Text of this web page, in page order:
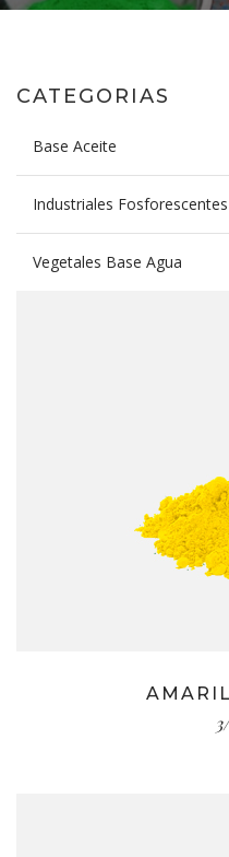
CATEGORIAS
Base Aceite
Industriales Fosforescentes
Vegetales Base Agua